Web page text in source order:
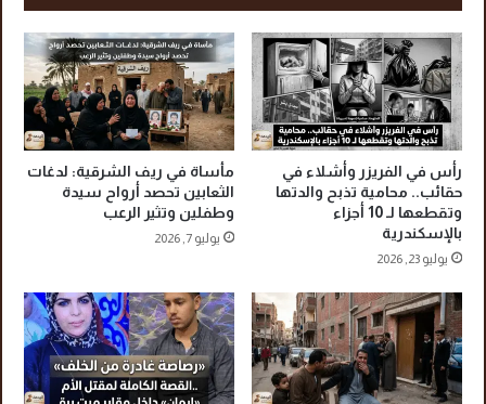
ن
ي
ش
ا
و
ى
ن
ر
د
ا
ء
إ
س
م
ع
ي
ل
ي
ة
ي
س
ي
ق
ظ
ع
ل
رأس في الفريزر وأشلاء في
حقائب.. محامية تذبح والدتها
وتقطعها لـ 10 أجزاء
بالإسكندرية
يوليو 23, 2026
مأساة في ريف الشرقية: لدغات
الثعابين تحصد أرواح سيدة
وطفلين وتثير الرعب
يوليو 7, 2026